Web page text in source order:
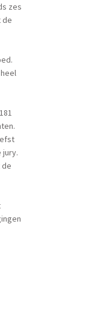
zes
de
jury.
de